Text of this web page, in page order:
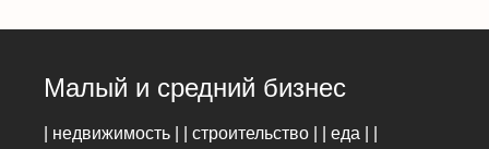
Малый и средний бизнес
| недвижимость | | строительство | | еда | |